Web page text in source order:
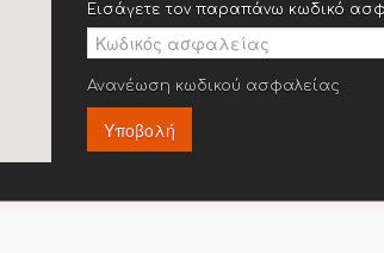
Εισάγετε τον παραπάνω κωδικό
Ανανέωση κωδικού ασφαλείας
Υποβολή